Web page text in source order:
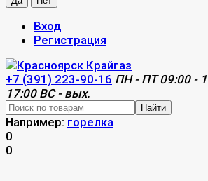
Вход
Регистрация
+7 (391) 223-90-16 ПН - ПТ 09:00 -
17:00 ВС - вых.
Найти
Например: горелка
0
0